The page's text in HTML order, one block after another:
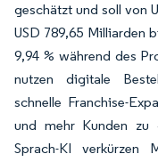
geschätzt und soll von
USD 789,65 Milliarden
9,94 % während des
nutzen digitale
schnelle Franchise-
und mehr Kunden zu
Sprach-KI verkürzen